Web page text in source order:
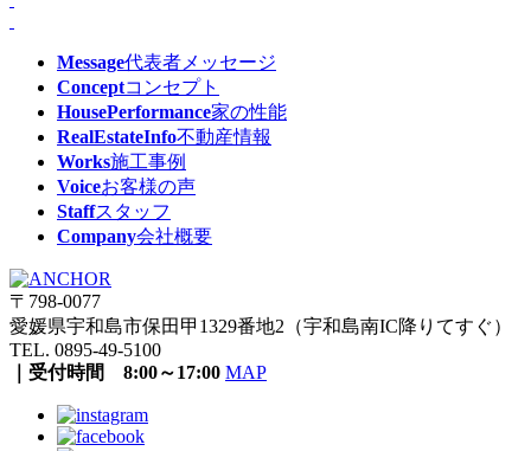
Message代表者メッセージ
Conceptコンセプト
HousePerformance家の性能
RealEstateInfo不動産情報
Works施工事例
Voiceお客様の声
Staffスタッフ
Company会社概要
〒798-0077
愛媛県宇和島市保田甲1329番地2（宇和島南IC降りてすぐ）
TEL. 0895-49-5100
｜受付時間 8:00～17:00 MAP